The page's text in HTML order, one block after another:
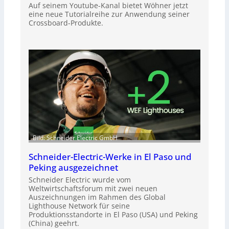
Auf seinem Youtube-Kanal bietet Wöhner jetzt
eine neue Tutorialreihe zur Anwendung seiner
Crossboard-Produkte.
Bild: Schneider Electric GmbH
Schneider-Electric-Werke in El Paso und
Peking ausgezeichnet
Schneider Electric wurde vom
Weltwirtschaftsforum mit zwei neuen
Auszeichnungen im Rahmen des Global
Lighthouse Network für seine
Produktionsstandorte in El Paso (USA) und Peking
(China) geehrt.